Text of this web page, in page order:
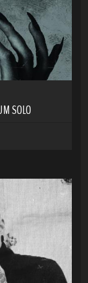
SOLO